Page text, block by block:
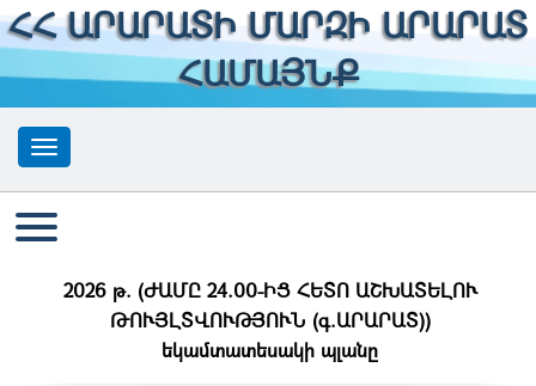
ՀՀ ԱՐԱՐԱՏԻ ՄԱՐԶԻ ԱՐԱՐԱՏ
ՀԱՄԱՅՆՔ
2026 թ. (ԺԱՄԸ 24.00-ԻՑ ՀԵՏՈ ԱՇԽԱՏԵԼՈՒ
ԹՈՒՅԼՏՎՈՒԹՅՈՒՆ (գ.ԱՐԱՐԱՏ))
եկամտատեսակի պլանը